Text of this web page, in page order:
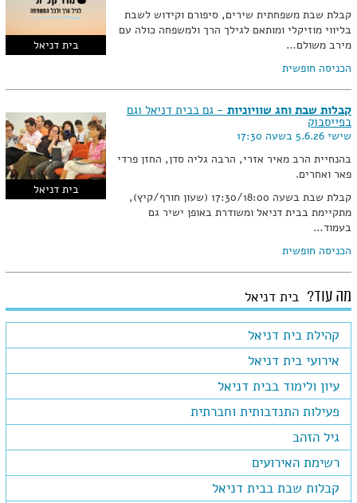
בית דניאל
קבלת שבת משפחתית שירים, סיפורם וקידוש לשבת
בליווי מוזיקלי ומותאם לגילך הרך ולמשפחה כולה עם
מירב משולם…
הכניסה חופשית
בית דניאל
קבלות שבת וחג שוויוניות - גם בבית דניאל וגם
בפייסבוק
שישי 5.6.26 בשעה 17:30
בהנחיית הרב מאיר אזרי, הרבה גליה סדן, החזן פרדי
פאר ואחרים.
קבלת שבת בשעה 17:30/18:00 (שעון חורף/קיץ),
מתקיימת בבית דניאל ומשודרת באופן ישיר גם
בעמוד…
הכניסה חופשית
מה עוד? בית דניאל
קהילת בית דניאל
אירועי בית דניאל
עיון ולימוד בבית דניאל
פעילות התנדבותית וחברתית
גיל הזהב
רשימת האירועים
קבלות שבת בבית דניאל